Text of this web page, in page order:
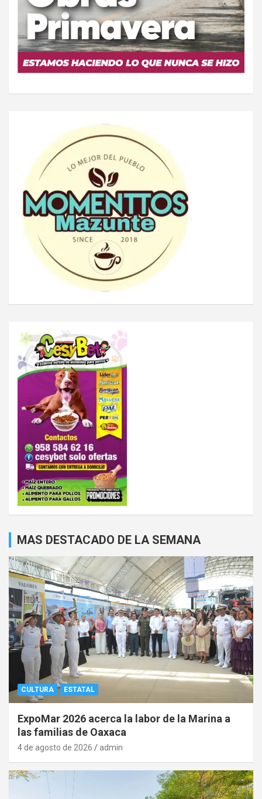
MAS DESTACADO DE LA SEMANA
CULTURA ESTATAL
ExpoMar 2026 acerca la labor de la Marina a
las familias de Oaxaca
4 de agosto de 2026 admin